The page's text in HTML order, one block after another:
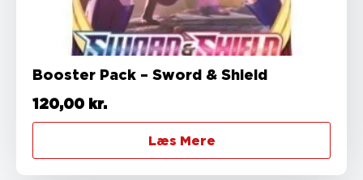
Booster Pack – Sword & Shield
120,00 kr.
Læs Mere